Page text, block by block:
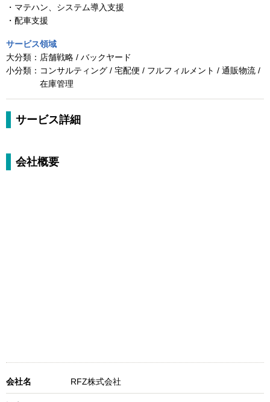
・マテハン、システム導入支援
・配車支援
サービス領域
大分類： 店舗戦略 / バックヤード
小分類： コンサルティング / 宅配便 / フルフィルメント / 通販物流 /
在庫管理
サービス詳細
会社概要
会社名 RFZ株式会社